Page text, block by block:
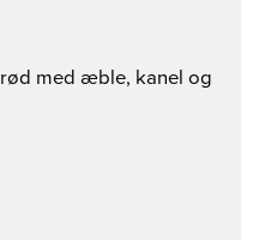
med æble, kanel og